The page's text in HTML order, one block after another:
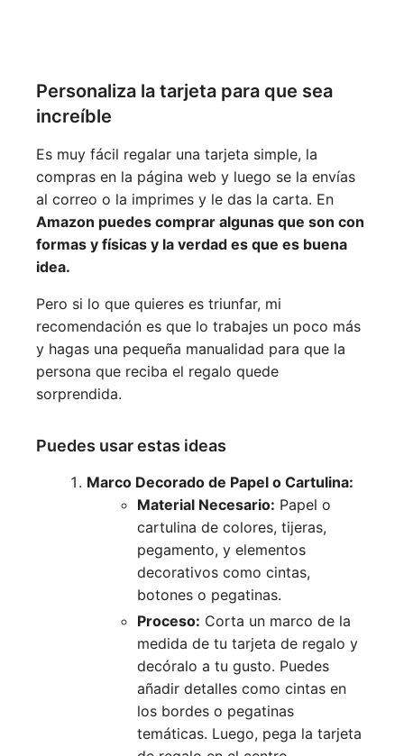
Personaliza la tarjeta para que sea
increíble
Es muy fácil regalar una tarjeta simple, la
compras en la página web y luego se la envías
al correo o la imprimes y le das la carta. En
Amazon puedes comprar algunas que son con
formas y físicas y la verdad es que es buena
idea.
Pero si lo que quieres es triunfar, mi
recomendación es que lo trabajes un poco más
y hagas una pequeña manualidad para que la
persona que reciba el regalo quede
sorprendida.
Puedes usar estas ideas
Marco Decorado de Papel o Cartulina:
Material Necesario: Papel o
cartulina de colores, tijeras,
pegamento, y elementos
decorativos como cintas,
botones o pegatinas.
Proceso: Corta un marco de la
medida de tu tarjeta de regalo y
decóralo a tu gusto. Puedes
añadir detalles como cintas en
los bordes o pegatinas
temáticas. Luego, pega la tarjeta